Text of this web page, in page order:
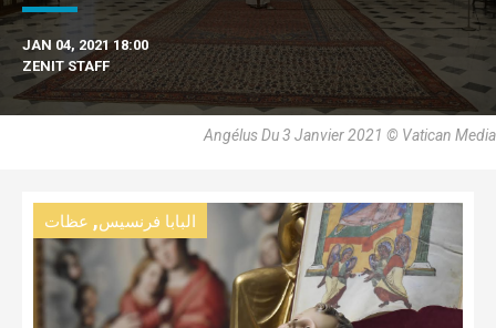
JAN 04, 2021 18:00
ZENIT STAFF
Angélus Du 3 Janvier 2021 © Vatican Media
البابا فرنسيس, عظات